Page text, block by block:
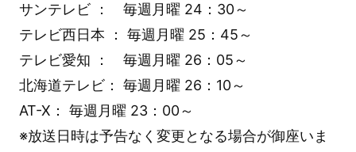
サンテレビ ： 毎週月曜 24：30～
テレビ西日本 ： 毎週月曜 25：45～
テレビ愛知 ： 毎週月曜 26：05～
北海道テレビ： 毎週月曜 26：10～
AT-X： 毎週月曜 23：00～
※放送日時は予告なく変更となる場合が御座いま